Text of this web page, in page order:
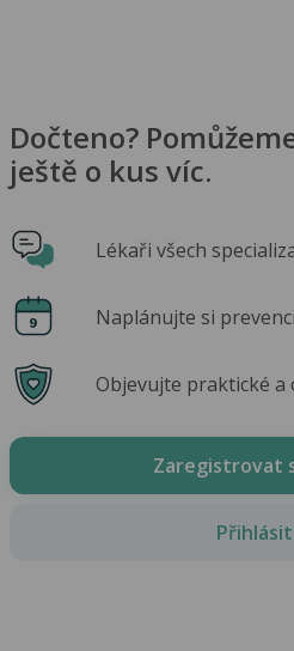
Dočteno?
ještě o kus víc.
Lékaři všech
Naplánujte si
Objevujte praktické a
Zaregistrovat